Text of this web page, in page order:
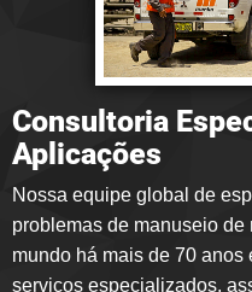
Consultoria
Aplicações
Nossa equipe global de
problemas de manuseio
mundo há mais de 70
serviços especializados,